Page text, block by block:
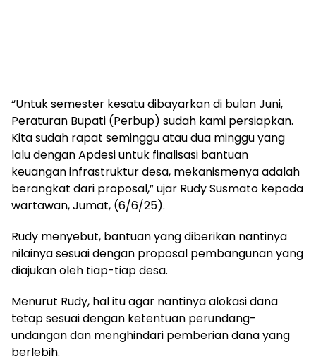
“Untuk semester kesatu dibayarkan di bulan Juni,
Peraturan Bupati (Perbup) sudah kami persiapkan.
Kita sudah rapat seminggu atau dua minggu yang
lalu dengan Apdesi untuk finalisasi bantuan
keuangan infrastruktur desa, mekanismenya adalah
berangkat dari proposal,” ujar Rudy Susmato kepada
wartawan, Jumat, (6/6/25).
Rudy menyebut, bantuan yang diberikan nantinya
nilainya sesuai dengan proposal pembangunan yang
diajukan oleh tiap-tiap desa.
Menurut Rudy, hal itu agar nantinya alokasi dana
tetap sesuai dengan ketentuan perundang-
undangan dan menghindari pemberian dana yang
berlebih.